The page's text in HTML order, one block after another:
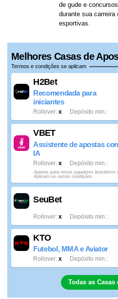
de gude e
durante sua
esportivas.
Melhores Casas de
Termos e condições se aplicam
H2Bet
Recomendada para
iniciantes
x
Rollover Depósito min.
VBET
Assistente de apostas
IA
x
Rollover Depósito min.
Apenas para novos jogadores brasileiros
Aplicam-se outras condições.
SeuBet
x
Rollover Depósito min.
KTO
Futebol, MMA e Aviator
x
Rollover Depósito min.
Todas as Casas